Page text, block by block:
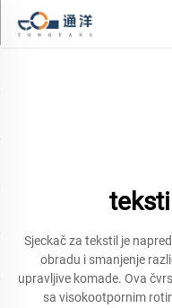
Sjeckač za tekstil je
obradu i smanjenje
upravljive komade. Ova
sa visokootpornim